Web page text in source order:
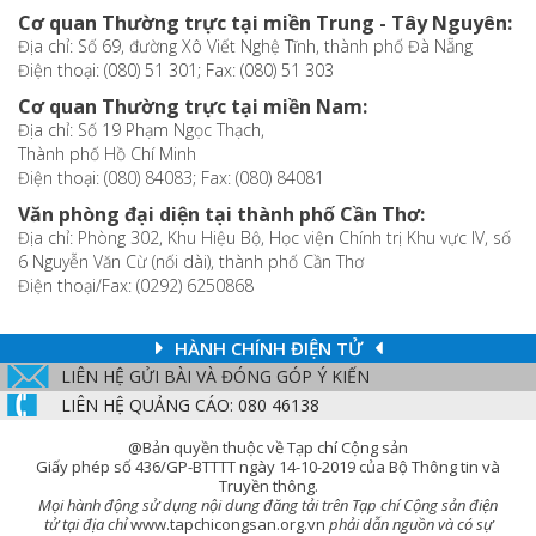
Cơ quan Thường trực tại miền Trung - Tây Nguyên:
Địa chỉ: Số 69, đường Xô Viết Nghệ Tĩnh, thành phố Đà Nẵng
Điện thoại: (080) 51 301; Fax: (080) 51 303
Cơ quan Thường trực tại miền Nam:
Địa chỉ: Số 19 Phạm Ngọc Thạch,
Thành phố Hồ Chí Minh
Điện thoại: (080) 84083; Fax: (080) 84081
Văn phòng đại diện tại thành phố Cần Thơ:
Địa chỉ: Phòng 302, Khu Hiệu Bộ, Học viện Chính trị Khu vực IV, số
6 Nguyễn Văn Cừ (nối dài), thành phố Cần Thơ
Điện thoại/Fax: (0292) 6250868
HÀNH CHÍNH ĐIỆN TỬ
LIÊN HỆ GỬI BÀI VÀ ĐÓNG GÓP Ý KIẾN
LIÊN HỆ QUẢNG CÁO: 080 46138
@Bản quyền thuộc về Tạp chí Cộng sản
Giấy phép số 436/GP-BTTTT ngày 14-10-2019 của Bộ Thông tin và
Truyền thông.
Mọi hành động sử dụng nội dung đăng tải trên Tạp chí Cộng sản điện
tử tại địa chỉwww.tapchicongsan.org.vn phải dẫn nguồn và có sự